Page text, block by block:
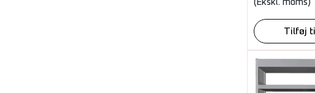
(Ekskl. moms)
Tilføj